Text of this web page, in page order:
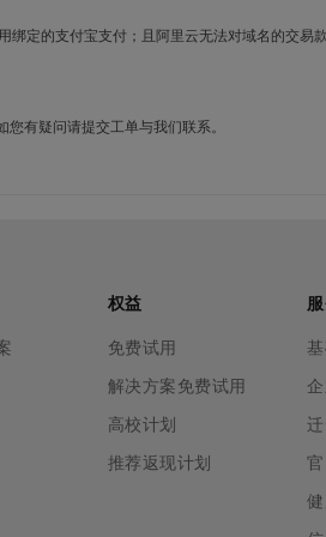
绑定的支付宝支付；且阿里云无法对域名的交易
有疑问请提交工单与我们联系。